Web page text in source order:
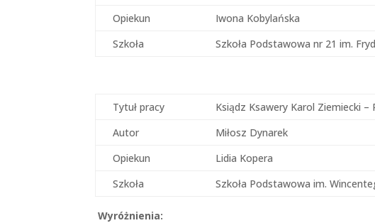
Opiekun
Iwona Kobylańska
Szkoła
Szkoła Podstawowa nr 21 im.
Tytuł pracy
Ksiądz Ksawery Karol Ziemiecki
Autor
Miłosz Dynarek
Opiekun
Lidia Kopera
Szkoła
Szkoła Podstawowa im.
Wyróżnienia: